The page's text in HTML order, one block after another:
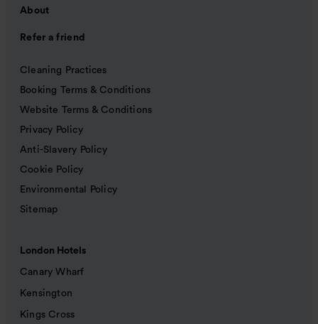
About
Refer a friend
Cleaning Practices
Booking Terms & Conditions
Website Terms & Conditions
Privacy Policy
Anti-Slavery Policy
Cookie Policy
Environmental Policy
Sitemap
London Hotels
Canary Wharf
Kensington
Kings Cross